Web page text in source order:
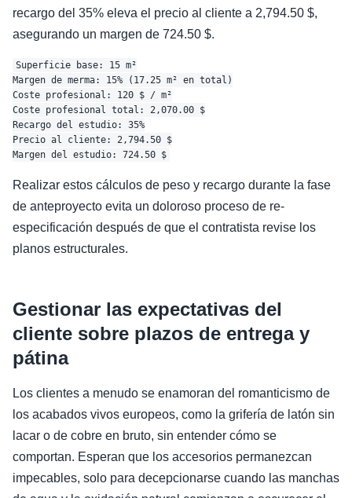
recargo del 35% eleva el precio al cliente a 2,794.50 $,
asegurando un margen de 724.50 $.
Superficie base: 15 m²
Margen de merma: 15% (17.25 m² en total)
Coste profesional: 120 $ / m²
Coste profesional total: 2,070.00 $
Recargo del estudio: 35%
Precio al cliente: 2,794.50 $
Realizar estos cálculos de peso y recargo durante la fase
de anteproyecto evita un doloroso proceso de re-
especificación después de que el contratista revise los
planos estructurales.
Gestionar las expectativas del
cliente sobre plazos de entrega y
pátina
Los clientes a menudo se enamoran del romanticismo de
los acabados vivos europeos, como la grifería de latón sin
lacar o de cobre en bruto, sin entender cómo se
comportan. Esperan que los accesorios permanezcan
impecables, solo para decepcionarse cuando las manchas